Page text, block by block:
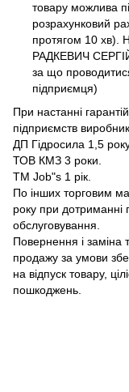
товару можлива
розрахунковий
протягом 10 хв).
РАДКЕВИЧ
за що
підприємця)
При настанні
підприємств
ДП Гідросила 1,5
ТОВ КМЗ 3 роки.
ТМ Job"s 1 рік.
По інших торговим
року при дотриманні
обслуговування.
Повернення і заміна
продажу за умови
на відпуск товару,
пошкоджень.